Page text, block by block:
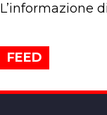
L’informazione
FEED